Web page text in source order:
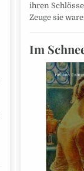
ihren
Zeuge sie
Im